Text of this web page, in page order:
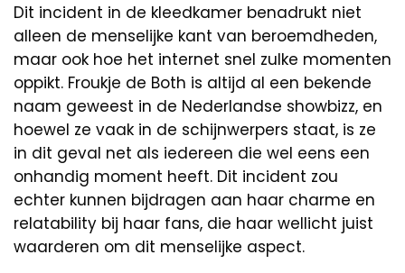
Dit incident in de kleedkamer benadrukt niet
alleen de menselijke kant van beroemdheden,
maar ook hoe het internet snel zulke momenten
oppikt. Froukje de Both is altijd al een bekende
naam geweest in de Nederlandse showbizz, en
hoewel ze vaak in de schijnwerpers staat, is ze
in dit geval net als iedereen die wel eens een
onhandig moment heeft. Dit incident zou
echter kunnen bijdragen aan haar charme en
relatability bij haar fans, die haar wellicht juist
waarderen om dit menselijke aspect.